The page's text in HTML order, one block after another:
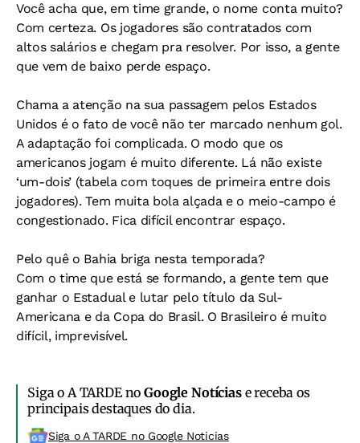
Você acha que, em time grande, o nome conta muito?
Com certeza. Os jogadores são contratados com
altos salários e chegam pra resolver. Por isso, a gente
que vem de baixo perde espaço.
Chama a atenção na sua passagem pelos Estados
Unidos é o fato de você não ter marcado nenhum gol.
A adaptação foi complicada. O modo que os
americanos jogam é muito diferente. Lá não existe
‘um-dois’ (tabela com toques de primeira entre dois
jogadores). Tem muita bola alçada e o meio-campo é
congestionado. Fica difícil encontrar espaço.
Pelo quê o Bahia briga nesta temporada?
Com o time que está se formando, a gente tem que
ganhar o Estadual e lutar pelo título da Sul-
Americana e da Copa do Brasil. O Brasileiro é muito
difícil, imprevisível.
Siga o A TARDE noGoogle Notíciase receba os
principais destaques do dia.
Siga o A TARDE no Google Noticias